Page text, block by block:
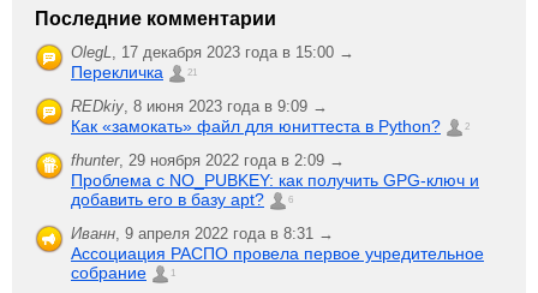
Последние комментарии
OlegL 17 декабря 2023 года в 15:00 →
Перекличка 21
REDkiy 8 июня 2023 года в 9:09 →
Как «замокать» файл для юниттеста в Python? 2
fhunter, 29 ноября 2022 года в 2:09 →
Проблема с NO_PUBKEY: как получить GPG-ключ и
добавить его в базу apt?
6
Иванн 9 апреля 2022 года в 8:31 →
Ассоциация РАСПО провела первое учредительное
собрание
1